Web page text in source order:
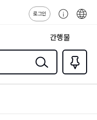
로그인
센
간행물
검색
즐겨찾
기0